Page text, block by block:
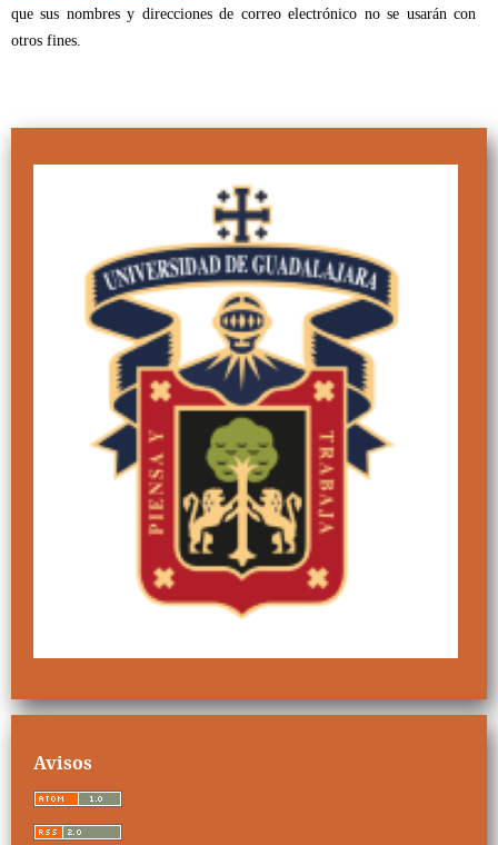
que sus nombres y direcciones de correo electrónico no se usarán con
otros fines.
Avisos